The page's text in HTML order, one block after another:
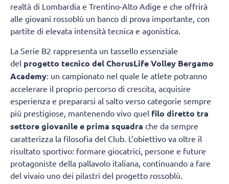
realtà di Lombardia e Trentino-Alto Adige e che offrirà
alle giovani rossoblù un banco di prova importante, con
partite di elevata intensità tecnica e agonistica.
La Serie B2 rappresenta un tassello essenziale
del progetto tecnico del ChorusLife Volley Bergamo
Academy: un campionato nel quale le atlete potranno
accelerare il proprio percorso di crescita, acquisire
esperienza e prepararsi al salto verso categorie sempre
più prestigiose, mantenendo vivo quel filo diretto tra
settore giovanile e prima squadra che da sempre
caratterizza la filosofia del Club. L’obiettivo va oltre il
risultato sportivo: formare giocatrici, persone e future
protagoniste della pallavolo italiana, continuando a fare
del vivaio uno dei pilastri del progetto rossoblù.